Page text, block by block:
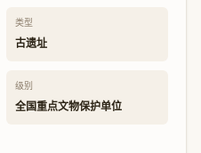
类型
古遗址
级别
全国重点文物保护单位